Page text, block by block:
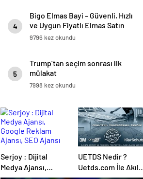
4
Bigo Elmas Bayi – Güvenli, Hızlı
ve Uygun Fiyatlı Elmas Satın
Almanın Yeni Adresi
9796 kez okundu
5
Trump’tan seçim sonrası ilk
mülakat
7998 kez okundu
Serjoy : Dijital
Medya Ajansı,
UETDS Nedir ?
Uetds.com İle Akıllı